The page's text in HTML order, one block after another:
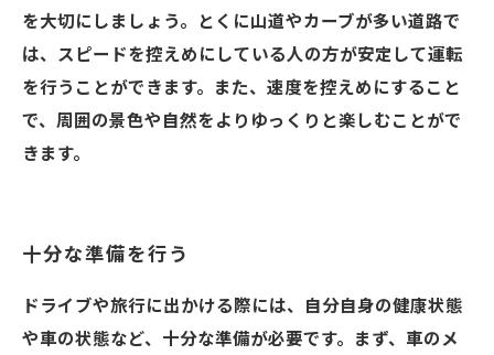
を大切にしましょう。とくに山道やカーブが多い道路で
は、スピードを控えめにしている人の方が安定して運転
を行うことができます。また、速度を控えめにすること
で、周囲の景色や自然をよりゆっくりと楽しむことがで
きます。
十分な準備を行う
ドライブや旅行に出かける際には、自分自身の健康状態
や車の状態など、十分な準備が必要です。まず、車のメ